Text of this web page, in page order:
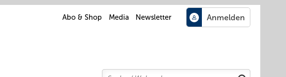
Abo & Shop Media Newsletter